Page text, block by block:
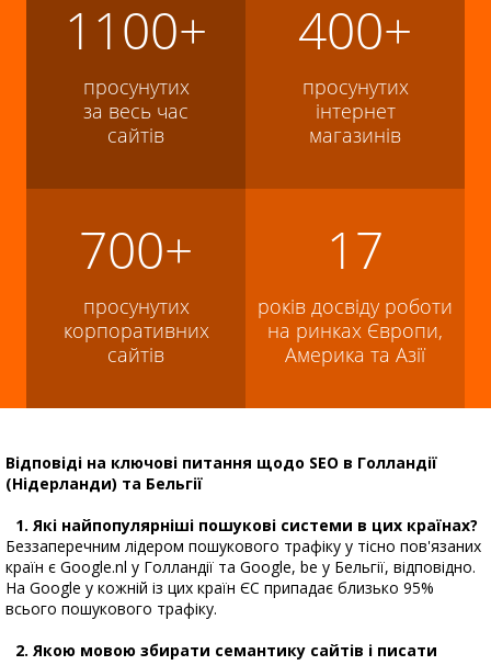
1100+
просунутих
за весь час
сайтів
400+
просунутих
інтернет
магазинів
700+
просунутих
корпоративних
сайтів
17
років досвіду роботи
на ринках Європи,
Америка та Азії
Відповіді на ключові питання щодо SEO в Голландії
(Нідерланди) та Бельгії
Які найпопулярніші пошукові системи в цих країнах?
Беззаперечним лідером пошукового трафіку у тісно пов'язаних
країн є Google.nl у Голландії та Google, be у Бельгії, відповідно.
На Google у кожній із цих країн ЄС припадає близько 95%
всього пошукового трафіку.
Якою мовою збирати семантику сайтів і писати